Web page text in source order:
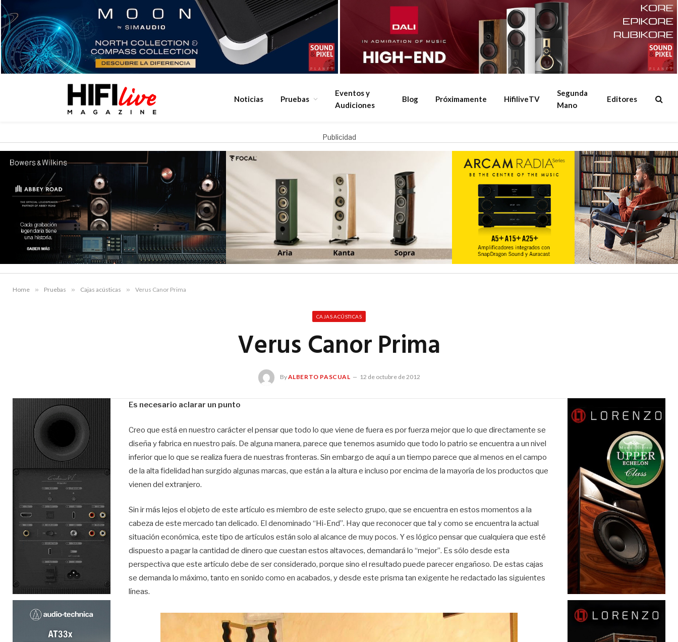
Noticias Pruebas
Eventos y
Audiciones
Blog Próximamente HifiliveTV
Segunda
Mano
Editores
Publicidad
Home » Pruebas » Cajas acústicas » Verus Canor Prima
CAJAS ACÚSTICAS
Verus Canor Prima
ByALBERTO PASCUAL 12 de octubre de 2012
Es necesario aclarar un punto
Creo que está en nuestro carácter el pensar que todo lo que viene de fuera es por fuerza mejor que lo que directamente se
diseña y fabrica en nuestro país. De alguna manera, parece que tenemos asumido que todo lo patrio se encuentra a un nivel
inferior que lo que se realiza fuera de nuestras fronteras. Sin embargo de aquí a un tiempo parece que al menos en el campo
de la alta fidelidad han surgido algunas marcas, que están a la altura e incluso por encima de la mayoría de los productos que
vienen del extranjero.
Sin ir más lejos el objeto de este artículo es miembro de este selecto grupo, que se encuentra en estos momentos a la
cabeza de este mercado tan delicado. El denominado “Hi-End”. Hay que reconocer que tal y como se encuentra la actual
situación económica, este tipo de artículos están solo al alcance de muy pocos. Y es lógico pensar que cualquiera que esté
dispuesto a pagar la cantidad de dinero que cuestan estos altavoces, demandará lo “mejor”. Es sólo desde esta
perspectiva que este artículo debe de ser considerado, porque sino el resultado puede parecer engañoso. De estas cajas
se demanda lo máximo, tanto en sonido como en acabados, y desde este prisma tan exigente he redactado las siguientes
líneas.